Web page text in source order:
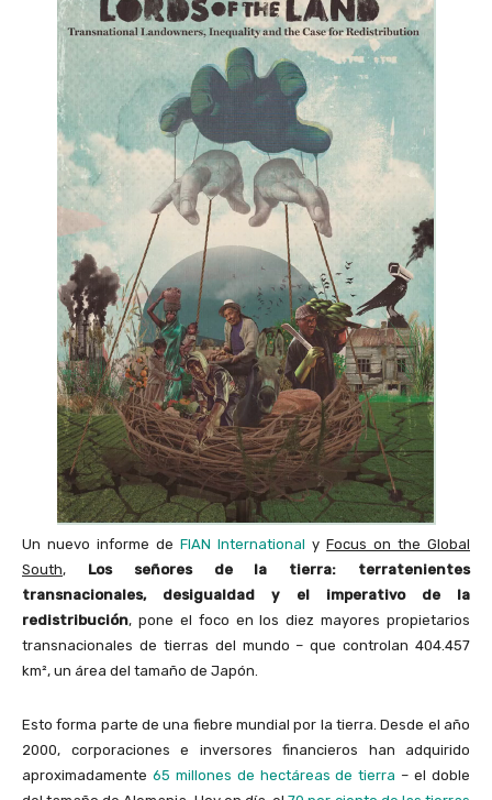
Un nuevo informe de FIAN International y Focus on the Global
South, Los señores de la tierra: terratenientes
transnacionales, desigualdad y el imperativo de la
redistribución, pone el foco en los diez mayores propietarios
transnacionales de tierras del mundo – que controlan 404.457
km², un área del tamaño de Japón.
Esto forma parte de una fiebre mundial por la tierra. Desde el año
2000, corporaciones e inversores financieros han adquirido
aproximadamente 65 millones de hectáreas de tierra – el doble